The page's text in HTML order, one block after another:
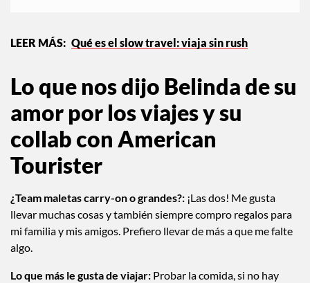
Lo que nos dijo Belinda de su
amor por los viajes y su
collab con American
Tourister
¿Team maletas carry-on o grandes?:¡Las dos! Me gusta
llevar muchas cosas y también siempre compro regalos para
mi familia y mis amigos. Prefiero llevar de más a que me falte